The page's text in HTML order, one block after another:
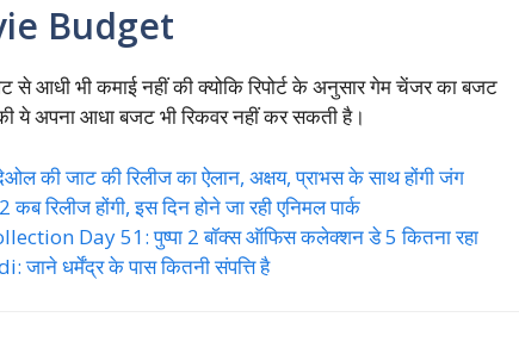
Budget
आधी भी कमाई नहीं की क्योकि रिपोर्ट के अनुसार गेम चेंजर का बजट
ये अपना आधा बजट भी रिकवर नहीं कर सकती है।
की जाट की रिलीज का ऐलान, अक्षय, प्राभस के साथ होंगी जंग
होंगी, इस दिन होने जा रही एनिमल पार्क
Day 51: पुष्पा 2 बॉक्स ऑफिस कलेक्शन डे 5 कितना रहा
धर्मेंद्र के पास कितनी संपत्ति है